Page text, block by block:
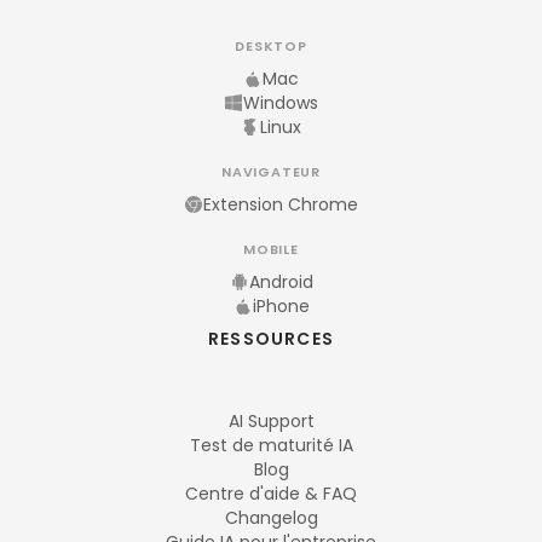
DESKTOP
Mac
Windows
Linux
NAVIGATEUR
Extension Chrome
MOBILE
Android
iPhone
RESSOURCES
AI Support
Test de maturité IA
Blog
Centre d'aide & FAQ
Changelog